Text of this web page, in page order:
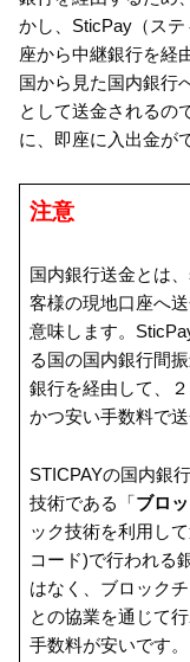
かし、SticPay（ス
座から中継銀行を経
国から見た国内銀行
として送金されるの
に、即座に入出金が
注意
国内銀行送金とは
客様の現地口座へ
意味します。
る国の国内銀行間
銀行を経由して、
かつ安い手数料で送
STICPAYの国内銀
技術である「ブロ
ック技術を利用し
コード)で行われる
はなく、ブロック
との協業を通じて
手数料が安いです。